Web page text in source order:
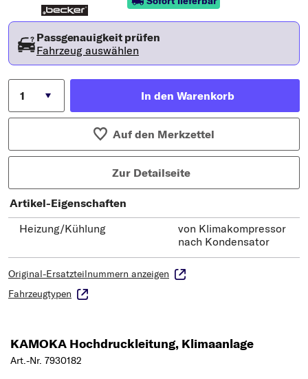
Passgenauigkeit prüfen
Fahrzeug auswählen
In den Warenkorb
Auf den Merkzettel
Zur Detailseite
Artikel-Eigenschaften
Heizung/Kühlung
von Klimakompressor
nach Kondensator
Original-Ersatzteilnummern anzeigen
Fahrzeugtypen
KAMOKA Hochdruckleitung, Klimaanlage
Art.-Nr. 7930182